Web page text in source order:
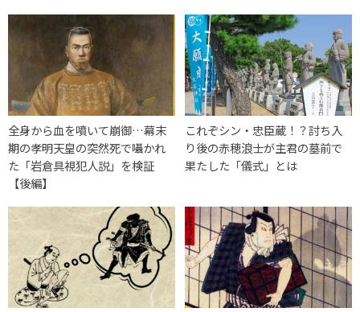
全身から血を噴いて崩御…幕末
期の孝明天皇の突然死で囁かれ
た「岩倉具視犯人説」を検証
【後編】
これぞシン・忠臣蔵！？討ち入
り後の赤穂浪士が主君の墓前で
果たした「儀式」とは